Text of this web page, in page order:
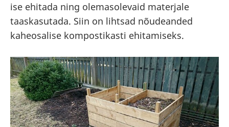
ise ehitada ning olemasolevaid materjale
taaskasutada. Siin on lihtsad nõudeanded
kaheosalise kompostikasti ehitamiseks.